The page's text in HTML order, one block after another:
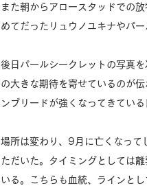
また朝からアロースタッドでの
めてだったリュウノユキナやパー
後日パールシークレットの写真
の大きな期待を寄せているのが
ンブリードが強くなってきてい
場所は変わり、9月に亡くなって
ただいた。タイミングとしては
いる。こちらも血統、ラインと